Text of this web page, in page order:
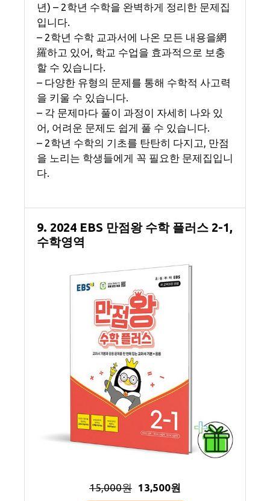
년) – 2학년 수학을 완벽하게 정리한 문제집
입니다.
– 2학년 수학 교과서에 나온 모든 내용을網
羅하고 있어, 학교 수업을 효과적으로 보충
할 수 있습니다.
– 다양한 유형의 문제를 통해 수학적 사고력
을 키울 수 있습니다.
– 각 문제마다 풀이 과정이 자세히 나와 있
어, 어려운 문제도 쉽게 풀 수 있습니다.
– 2학년 수학의 기초를 탄탄히 다지고, 만점
을 노리는 학생들에게 꼭 필요한 문제집입니
다.
9. 2024 EBS 만점왕 수학 플러스 2-1,
수학영역
15,000원 13,500원